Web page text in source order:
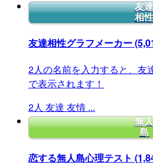
友
相性
友達相性グラフメーカー
2人の名前を入力すると、友
で表示されます！
2人 友達 友情 ...
無
島
恋する無人島心理テスト